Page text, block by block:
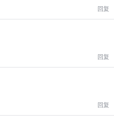
回复
回复
回复